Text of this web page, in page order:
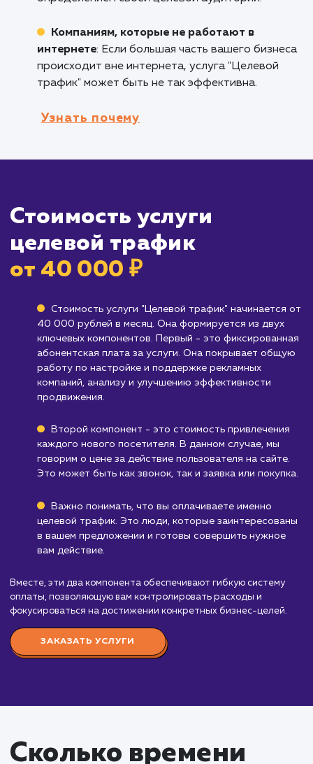
покупателей, которые ищут именно те
или услуги, которые вы предлагаете.
конкуренцией: Если вы работаете в
Кому не подходит данный
Бизнесам, которые еще не определили
в том, кто является вашим идеальным
возможно, вам следует сначала работать
определением своей целевой аудитории.
Компаниям, которые не работают в
интернете
трафик" может быть не так эффективна.
Узнать почему
Стоимость услуги
целевой трафик
от 40 000 ₽
40 000 рублей в месяц. Она формируется из
работу по настройке и поддержке рекламных